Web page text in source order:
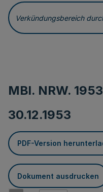
Verkündungsbereich
MBl. NRW.
30.12.1953
PDF-Version
Dokument ausdrucken